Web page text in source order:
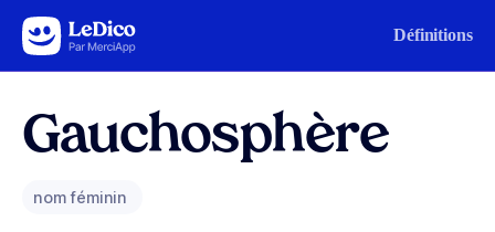
Aller au contenu Définitions
Gauchosphère
nom féminin